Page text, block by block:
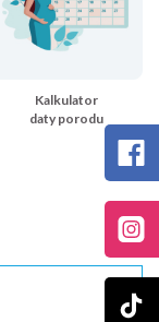
Kalkulator
daty porodu